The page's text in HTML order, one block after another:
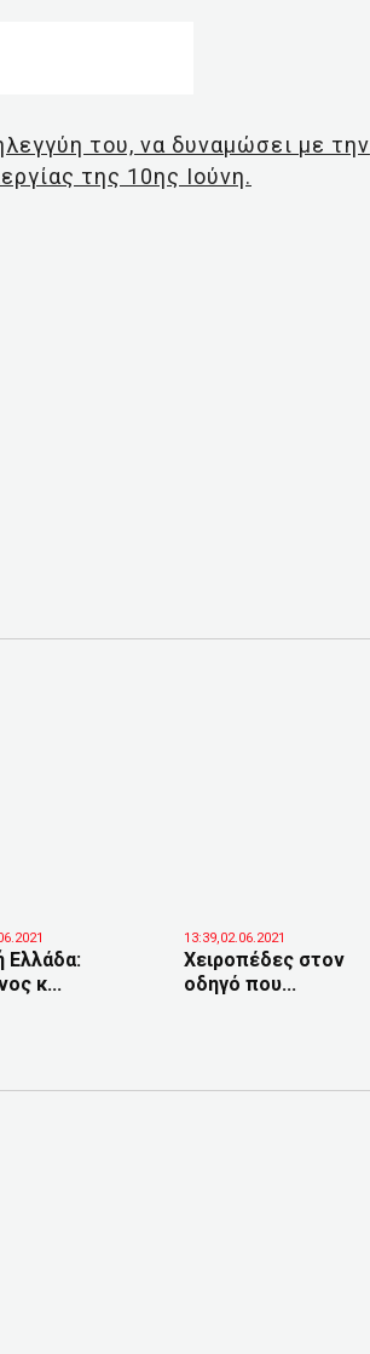
του, να δυναμώσει με την
της 10ης Ιούνη.
Ελλάδα:
κ...
13:39,02.06.2021
Χειροπέδες στον
οδηγό που...